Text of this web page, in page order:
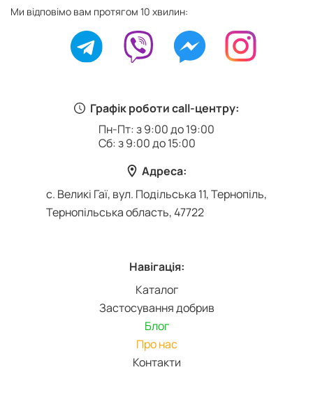
Графік роботи call-центру:
Пн-Пт: з 9:00 до 19:00
Сб: з 9:00 до 15:00
Адреса:
с. Великі Гаї, вул. Подільська 11, Тернопіль,
Тернопільська область, 47722
Навігація:
Каталог
Застосування добрив
Блог
Про нас
Контакти
Ми відповімо вам протягом 10 хвилин: